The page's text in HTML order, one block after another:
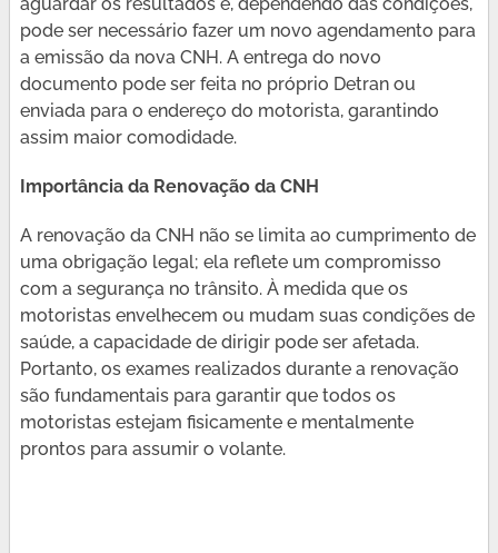
pode ser necessário fazer um novo agendamento para
a emissão da nova CNH. A entrega do novo
documento pode ser feita no próprio Detran ou
enviada para o endereço do motorista, garantindo
assim maior comodidade.
Importância da Renovação da CNH
A renovação da CNH não se limita ao cumprimento de
uma obrigação legal; ela reflete um compromisso
com a segurança no trânsito. À medida que os
motoristas envelhecem ou mudam suas condições de
saúde, a capacidade de dirigir pode ser afetada.
Portanto, os exames realizados durante a renovação
são fundamentais para garantir que todos os
motoristas estejam fisicamente e mentalmente
prontos para assumir o volante.